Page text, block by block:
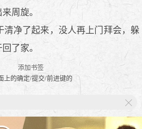
周旋。
净了起来，没人再上门拜会，躲
了家。
添加书签
上的确定/提交/前进键的